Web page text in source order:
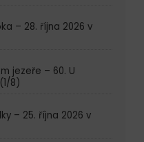
– 28. října 2026 v
jezeře – 60. U
8)
– 25. října 2026 v